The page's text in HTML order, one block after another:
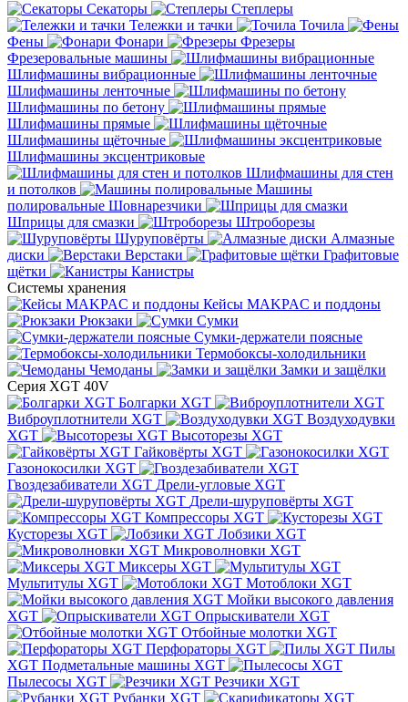
Секаторы
Степлеры
Тележки и тачки
Точила
Фены
Фонари
Фрезеры
Фрезеровальные машины
Шлифмашины вибрационные
Шлифмашины ленточные
Шлифмашины по бетону
Шлифмашины прямые
Шлифмашины щёточные
Шлифмашины эксцентриковые
Шлифмашины для стен
и потолков
Машины
полировальные Шовнарезчики
Шприцы для смазки
Штроборезы
Шуруповёрты
Алмазные
диски
Верстаки
Графитовые
щётки
Канистры
Системы хранения
Кейсы MAKPAC и поддоны
Рюкзаки
Сумки
Сумки-держатели поясные
Термобоксы-холодильники
Чемоданы
Замки и защёлки
Серия XGT 40V
Болгарки XGT
Виброуплотнители XGT
Воздуходувки
XGT
Высоторезы XGT
Гайковёрты XGT
Газонокосилки XGT
Гвоздезабиватели XGT Дрели-угловые XGT
Дрели-шуруповёрты XGT
Компрессоры XGT
Кусторезы XGT
Лобзики XGT
Микроволновки XGT
Миксеры XGT
Мультитулы XGT
Мотоблоки XGT
Мойки высокого давления
XGT
Опрыскиватели XGT
Отбойные молотки XGT
Перфораторы XGT
Пилы
XGT Подметальные машины XGT
Пылесосы XGT
Резчики XGT
Рубанки XGT